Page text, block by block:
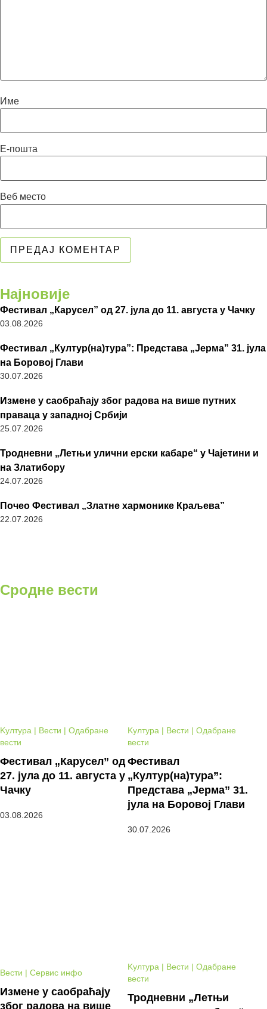
Име
Е-пошта
Веб место
Најновије
Фестивал „Карусел” од 27. јула до 11. августа у Чачку
03.08.2026
Фестивал „Култур(на)тура”: Представа „Јерма” 31. јула
на Боровој Глави
30.07.2026
Измене у саобраћају због радова на више путних
праваца у западној Србији
25.07.2026
Тродневни „Летњи улични ерски кабаре“ у Чајетини и
на Златибору
24.07.2026
Почео Фестивал „Златне хармонике Краљева”
22.07.2026
Сродне вести
Kултура | Вести | Одабране
вести
Фестивал „Карусел” од
27. јула до 11. августа у
Чачку
03.08.2026
Kултура | Вести | Одабране
вести
Фестивал
„Култур(на)тура”:
Представа „Јерма” 31.
јула на Боровој Глави
30.07.2026
Вести | Сервис инфо
Измене у саобраћају
због радова на више
Kултура | Вести | Одабране
вести
Тродневни „Летњи